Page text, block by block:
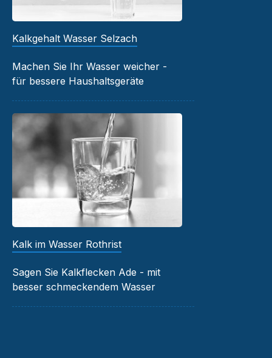
Kalkgehalt Wasser Selzach
Machen Sie Ihr Wasser weicher -
für bessere Haushaltsgeräte
Kalk im Wasser Rothrist
Sagen Sie Kalkflecken Ade - mit
besser schmeckendem Wasser